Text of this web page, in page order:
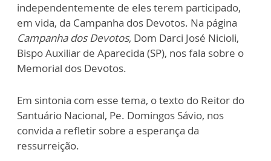
independentemente de eles terem participado,
em vida, da Campanha dos Devotos. Na página
Campanha dos Devotos, Dom Darci José Nicioli,
Bispo Auxiliar de Aparecida (SP), nos fala sobre o
Memorial dos Devotos.
Em sintonia com esse tema, o texto do Reitor do
Santuário Nacional, Pe. Domingos Sávio, nos
convida a refletir sobre a esperança da
ressurreição.